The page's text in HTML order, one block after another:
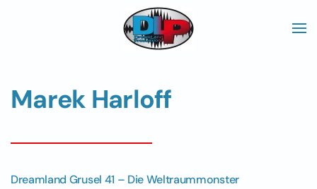
Skip to main content
Marek Harloff
Dreamland Grusel 41 – Die Weltraummonster